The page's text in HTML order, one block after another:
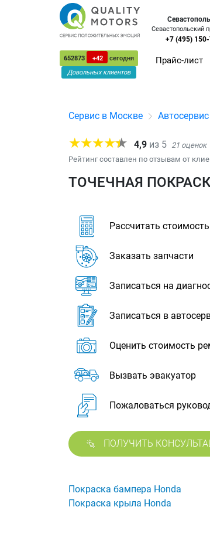
652873 +42
сегодня
Довольных клиентов
Севастопольский
+7 (495)
Прайс-лист
Сервис в Москве
4,9 из 5 21 оценок
Рейтинг составлен по отзывам от
ТОЧЕЧНАЯ
Рассчитать
Заказать запчасти
Записаться на
Записаться в
Оценить стоимость
Вызвать эвакуатор
Пожаловаться
ПОЛУЧИТЬ
Покраска бампера Honda
Покраска крыла Honda